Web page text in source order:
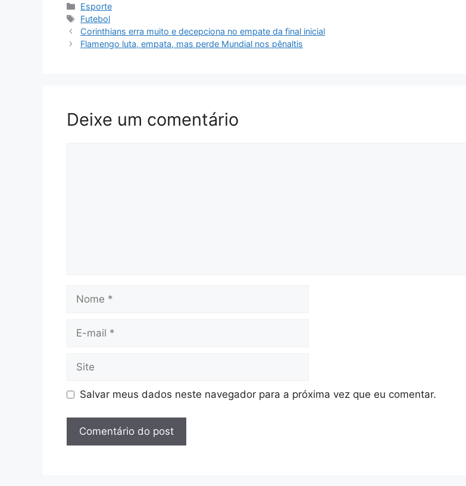
Categorias
Esporte
Tags
Futebol
Corinthians erra muito e decepciona no empate da final inicial
Flamengo luta, empata, mas perde Mundial nos pênaltis
Deixe um comentário
Nome
Site
Salvar meus dados neste navegador para a próxima vez que eu comentar.